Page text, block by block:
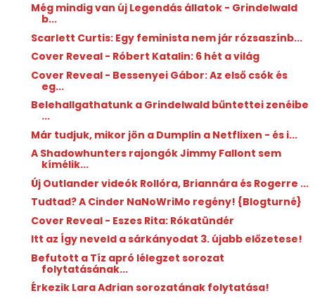
Még mindig van új Legendás állatok - Grindelwald
b...
Scarlett Curtis: Egy ​feminista nem jár rózsaszínb...
Cover Reveal - Róbert Katalin: 6 hét a világ
Cover Reveal - Bessenyei Gábor: Az első csók és
eg...
Belehallgathatunk a Grindelwald bűntettei zenéibe
...
Már tudjuk, mikor jön a Dumplin a Netflixen - és i...
A Shadowhunters rajongók Jimmy Fallont sem
kímélik...
Új Outlander videók Rollóra, Briannára és Rogerre ...
Tudtad? A Cinder NaNoWriMo regény! {Blogturné}
Cover Reveal - Eszes Rita: Rókatündér
Itt az Így neveld a sárkányodat 3. újabb előzetese!
Befutott a Tíz apró lélegzet sorozat
folytatásának...
Érkezik Lara Adrian sorozatának folytatása!